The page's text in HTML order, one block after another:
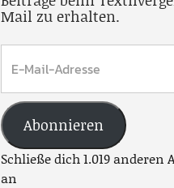
Mail zu erhalten.
Abonnieren
Schließe dich 1.019 anderen
an